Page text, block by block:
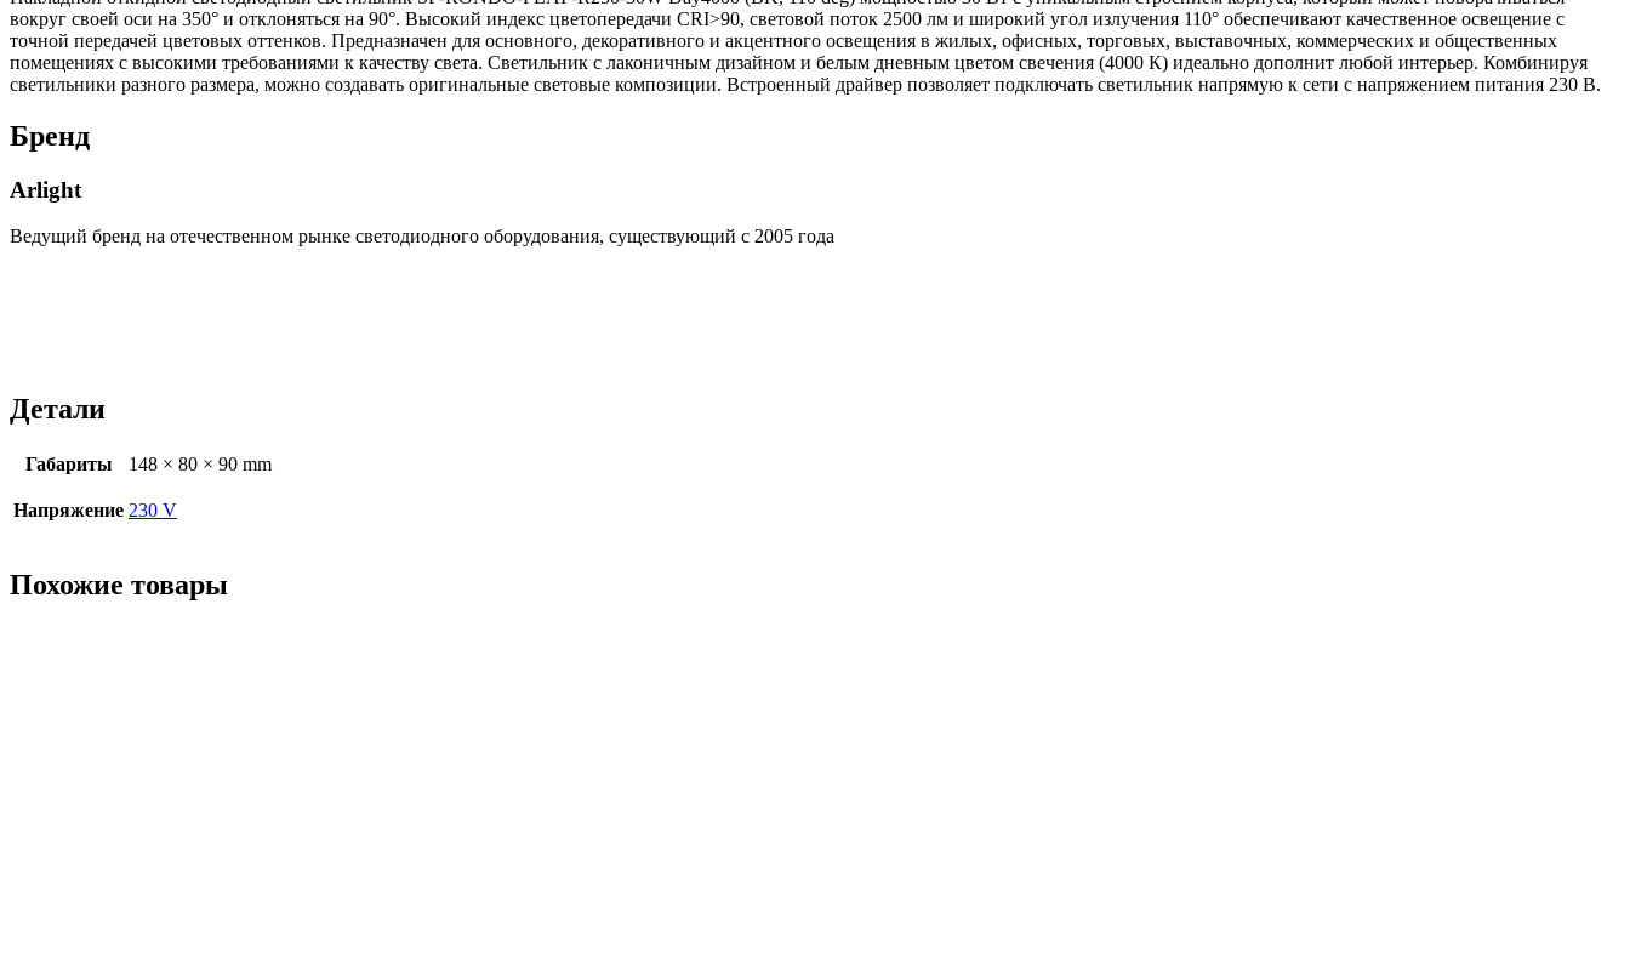
вокруг своей оси на 350° и отклоняться на 90°. Высокий индекс цветопередачи CRI>90, световой поток 2500 лм и широкий угол излучения 110° обеспечивают качественное освещение с
точной передачей цветовых оттенков. Предназначен для основного, декоративного и акцентного освещения в жилых, офисных, торговых, выставочных, коммерческих и общественных
помещениях с высокими требованиями к качеству света. Светильник с лаконичным дизайном и белым дневным цветом свечения (4000 К) идеально дополнит любой интерьер. Комбинируя
светильники разного размера, можно создавать оригинальные световые композиции. Встроенный драйвер позволяет подключать светильник напрямую к сети с напряжением питания 230 В.
Бренд
Arlight
Ведущий бренд на отечественном рынке светодиодного оборудования, существующий с 2005 года
Детали
Габариты 148 × 80 × 90 mm
Напряжение 230 V
Похожие товары